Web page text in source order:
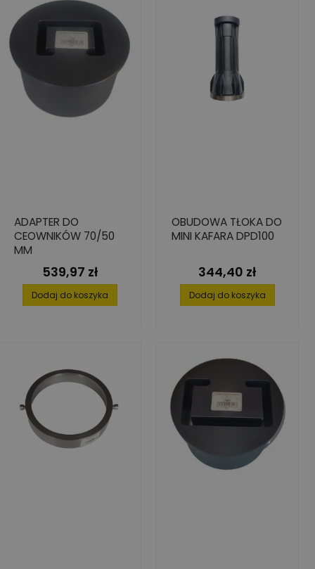
ADAPTER DO
CEOWNIKÓW 70/50
MM
Cena
539,97 zł
Dodaj do koszyka
OBUDOWA TŁOKA DO
MINI KAFARA DPD100
Cena
344,40 zł
Dodaj do koszyka